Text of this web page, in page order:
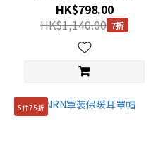
HK$798.00
HK$1,140.00 7折
5件75折